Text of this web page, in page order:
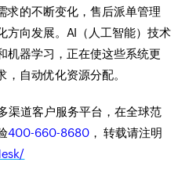
求的不断变化，售后派单管理
方向发展。AI（人工智能）技术
机器学习，正在使这些系统更
自动优化资源分配。
渠道客户服务平台，在全球范
400-660-8680 ， 转载请注明